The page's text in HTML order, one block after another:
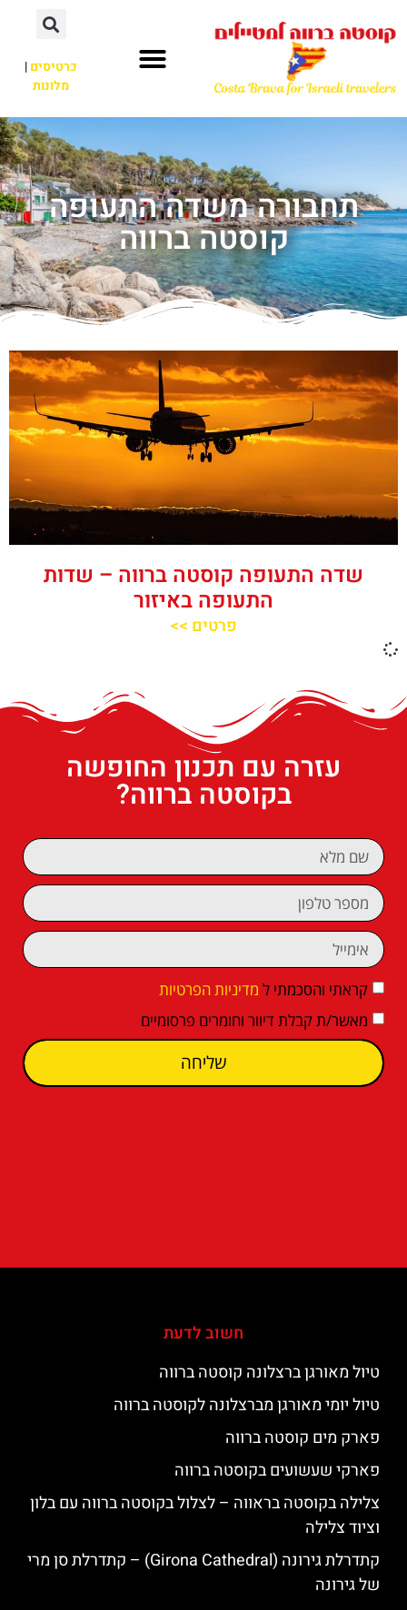
כרטיסים|
מלונות
תחבורה משדה התעופה
קוסטה ברווה
שדה התעופה קוסטה ברווה – שדות
התעופה באיזור
פרטים >>
עזרה עם תכנון החופשה
בקוסטה ברווה?
קראתי והסכמתי ל מדיניות הפרטיות
מאשר/ת קבלת דיוור וחומרים פרסומיים
שליחה
חשוב לדעת
טיול מאורגן ברצלונה קוסטה ברווה
טיול יומי מאורגן מברצלונה לקוסטה ברווה
פארק מים קוסטה ברווה
פארקי שעשועים בקוסטה ברווה
צלילה בקוסטה בראווה – לצלול בקוסטה ברווה עם בלון
וציוד צלילה
קתדרלת גירונה (Girona Cathedral) – קתדרלת סן מרי
של גירונה